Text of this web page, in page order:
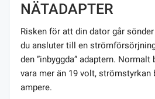
NÄTADAPTER
Risken för att din dator går
du ansluter till en
den ”inbyggda” adaptern.
vara mer än 19 volt, strömstyrkan
ampere.